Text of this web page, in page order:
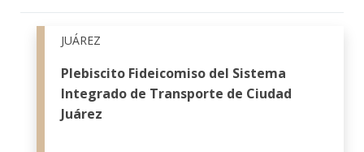
JUÁREZ
Plebiscito Fideicomiso del Sistema
Integrado de Transporte de Ciudad
Juárez